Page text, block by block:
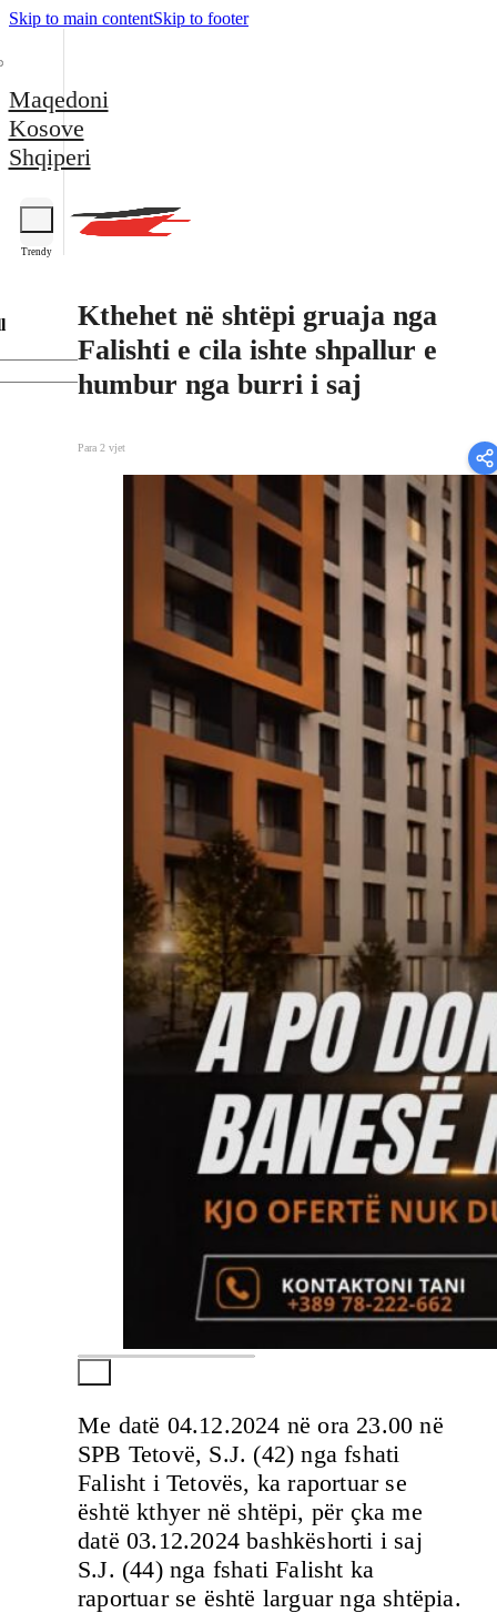
Skip to main contentSkip to footer
Maqedoni
Kosove
Shqiperi
Trendy
Kthehet në shtëpi gruaja nga
Falishti e cila ishte shpallur e
humbur nga burri i saj
Para 2 vjet
Me datë 04.12.2024 në ora 23.00 në
SPB Tetovë, S.J. (42) nga fshati
Falisht i Tetovës, ka raportuar se
është kthyer në shtëpi, për çka me
datë 03.12.2024 bashkëshorti i saj
S.J. (44) nga fshati Falisht ka
raportuar se është larguar nga shtëpia.